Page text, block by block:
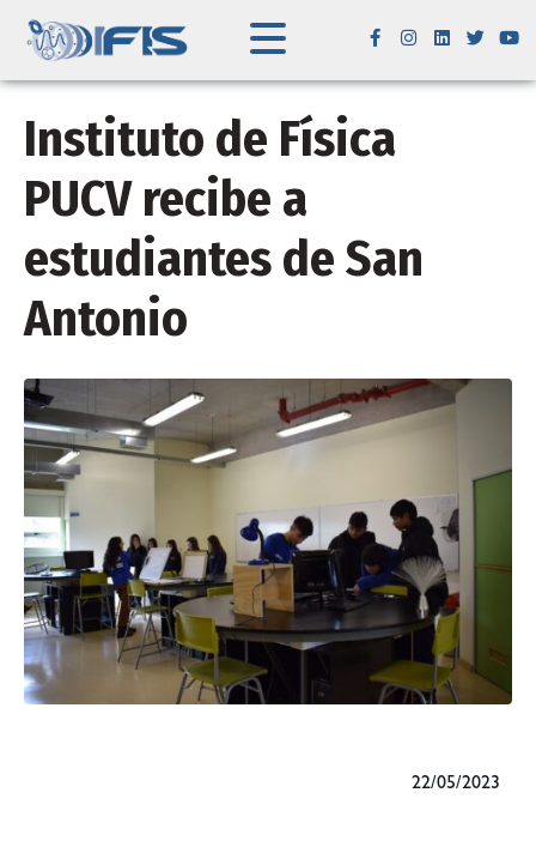
Instituto de Física
PUCV recibe a
estudiantes de San
Antonio
22/05/2023